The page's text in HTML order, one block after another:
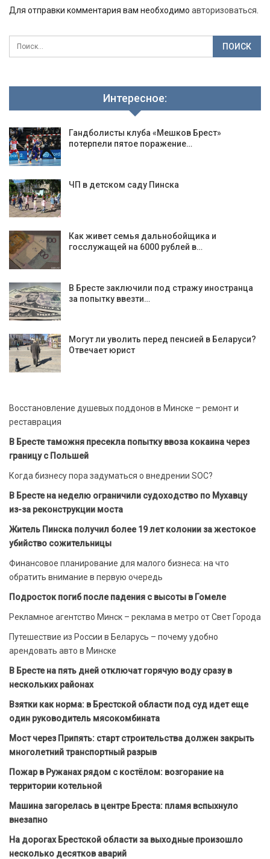
Для отправки комментария вам необходимо авторизоваться
Интересное:
Гандболисты клуба «Мешков Брест»
потерпели пятое поражение…
ЧП в детском саду Пинска
Как живет семья дальнобойщика и
госслужащей на 6000 рублей в…
В Бресте заключили под стражу иностранца
за попытку ввезти…
Могут ли уволить перед пенсией в Беларуси?
Отвечает юрист
Восстановление душевых поддонов в Минске – ремонт и
реставрация
В Бресте таможня пресекла попытку ввоза кокаина через
границу с Польшей
Когда бизнесу пора задуматься о внедрении SOC?
В Бресте на неделю ограничили судоходство по Мухавцу
из-за реконструкции моста
Житель Пинска получил более 19 лет колонии за жестокое
убийство сожительницы
Финансовое планирование для малого бизнеса: на что
обратить внимание в первую очередь
Подросток погиб после падения с высоты в Гомеле
Рекламное агентство Минск – реклама в метро от Свет Города
Путешествие из России в Беларусь – почему удобно
арендовать авто в Минске
В Бресте на пять дней отключат горячую воду сразу в
нескольких районах
Взятки как норма: в Брестской области под суд идет еще
один руководитель мясокомбината
Мост через Припять: старт строительства должен закрыть
многолетний транспортный разрыв
Пожар в Ружанах рядом с костёлом: возгорание на
территории котельной
Машина загорелась в центре Бреста: пламя вспыхнуло
внезапно
На дорогах Брестской области за выходные произошло
несколько десятков аварий